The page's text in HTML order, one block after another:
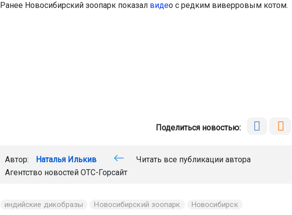
Ранее Новосибирский зоопарк показал видео с редким виверровым котом.
Поделиться новостью:
Автор: Наталья Илькив
Читать все публикации автора
Агентство новостей ОТС-Горсайт
индийские дикобразы Новосибирский зоопарк Новосибирск